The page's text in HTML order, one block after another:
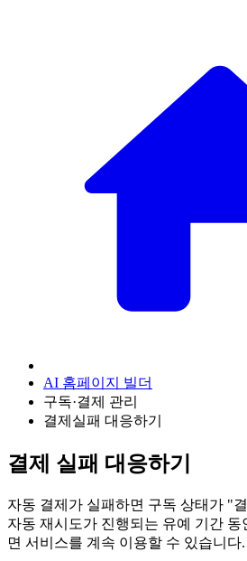
AI 홈페이지 빌더
구독·결제 관리
결제실패 대응하기
결제 실패 대응하기
자동 결제가 실패하면 구독 상태가 "
자동 재시도가 진행되는 유예 기간 동
면 서비스를 계속 이용할 수 있습니다.